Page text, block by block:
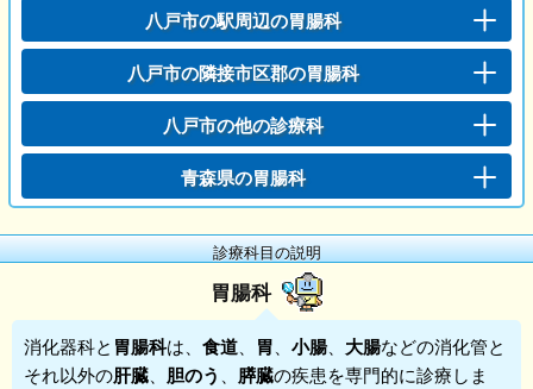
八戸市の駅周辺の胃腸科
八戸市の隣接市区郡の胃腸科
八戸市の他の診療科
青森県の胃腸科
診療科目の説明
胃腸科
消化器科と 胃腸科は、 食道 胃 小腸、 大腸などの消化管と
それ以外の肝臓 胆のう 膵臓の疾患を専門的に診療しま